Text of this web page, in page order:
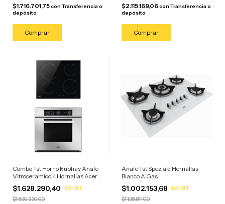
$1.716.701,75con Transferencia o
depósito
$2.115.169,06con Transferencia o
depósito
Combo Tst Horno Ruphay Anafe
Vitroceramico 4 Hornallas Acero
Inoxidable
$1.628.290,40 -12%OFF
$1.850.330,00
Anafe Tst Spezia 5 Hornallas
Blanco A Gas
$1.002.153,68 -12%OFF
$1.138.811,00